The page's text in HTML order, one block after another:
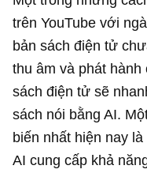
trên YouTube với
bản sách điện tử
thu âm và phát
sách điện tử sẽ
sách nói bằng AI.
biến nhất hiện nay
AI cung cấp khả